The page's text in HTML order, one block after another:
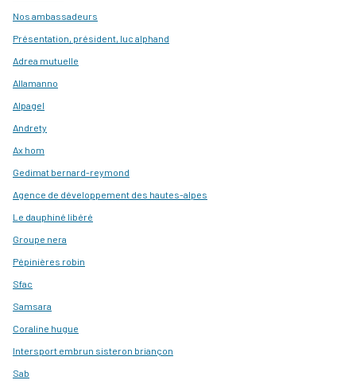
Nos ambassadeurs
Présentation, président, luc alphand
Adrea mutuelle
Allamanno
Alpagel
Andrety
Ax hom
Gedimat bernard-reymond
Agence de développement des hautes-alpes
Le dauphiné libéré
Groupe nera
Pépinières robin
Sfac
Samsara
Coraline hugue
Intersport embrun sisteron briançon
Sab